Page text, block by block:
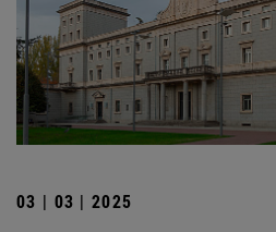
03 | 03 | 2025